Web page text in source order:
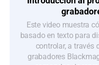
Este video muestra
basado en texto para
controlar, a través
grabadores